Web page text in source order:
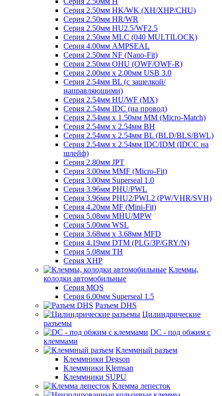
Серия 2.50мм HK/WK (XH/XHP/CHU)
Серия 2.50мм HR/WR
Серия 2.50мм HU2.5/WF2.5
Серия 2.50мм MLC (040 MULTILOCK)
Серия 4.00мм AMPSEAL
Серия 2.50мм NF (Nano-Fit)
Серия 2.50мм OHU (OWF/OWF-R)
Серия 2.00мм x 2.00мм USB 3.0
Серия 2.54мм BL (с защелкой/
направляющими)
Серия 2.54мм HU/WF (MX)
Серия 2.54мм IDC (на провод)
Серия 2.54мм х 1.50мм MM (Micro-Match)
Серия 2.54мм х 2.54мм BH
Серия 2.54мм х 2.54мм BL (BLD/BLS/BWL)
Серия 2.54мм х 2.54мм IDC/IDM (IDCC на
шлейф)
Серия 2.80мм JPT
Серия 3.00мм MMF (Micro-Fit)
Серия 3.00мм Superseal 1.0
Серия 3.96мм PHU/PWL
Серия 3.96мм PHU2/PWL2 (PW/VHR/SVH)
Серия 4.20мм MF (Mini-Fit)
Серия 5.08мм MHU/MPW
Серия 5.00мм WSL
Серия 3.68мм х 3.68мм MFD
Серия 4.19мм DTM (PLG/3P/GRY/N)
Серия 5.08мм TH
Серия XHP
Клеммы,
колодки автомобильные
Серия MQS
Серия 6.00мм Superseal 1.5
Разъем DHS
Цилиндрические
разъемы
DC - под обжим с
клеммами
Клеммный разъем
Клеммники Degson
Клеммники Klemsan
Клеммники SUPU
Клемма лепесток